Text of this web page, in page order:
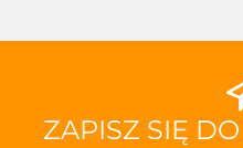
ZAPISZ SIĘ